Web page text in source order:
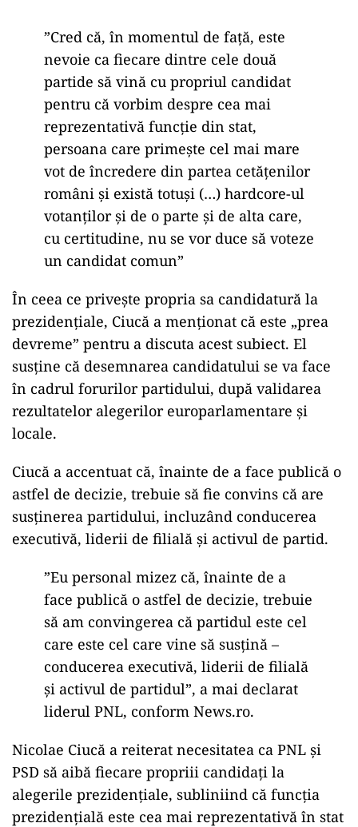
”Cred că, în momentul de faţă, este
nevoie ca fiecare dintre cele două
partide să vină cu propriul candidat
pentru că vorbim despre cea mai
reprezentativă funcţie din stat,
persoana care primeşte cel mai mare
vot de încredere din partea cetăţenilor
români şi există totuşi (…) hardcore-ul
votanţilor şi de o parte şi de alta care,
cu certitudine, nu se vor duce să voteze
un candidat comun”
În ceea ce privește propria sa candidatură la
prezidențiale, Ciucă a menționat că este „prea
devreme” pentru a discuta acest subiect. El
susține că desemnarea candidatului se va face
în cadrul forurilor partidului, după validarea
rezultatelor alegerilor europarlamentare și
locale.
Ciucă a accentuat că, înainte de a face publică o
astfel de decizie, trebuie să fie convins că are
susținerea partidului, incluzând conducerea
executivă, liderii de filială și activul de partid.
”Eu personal mizez că, înainte de a
face publică o astfel de decizie, trebuie
să am convingerea că partidul este cel
care este cel care vine să susţină –
conducerea executivă, liderii de filială
şi activul de partidul”, a mai declarat
liderul PNL, conform News.ro.
Nicolae Ciucă a reiterat necesitatea ca PNL și
PSD să aibă fiecare propriii candidați la
alegerile prezidențiale, subliniind că funcția
prezidențială este cea mai reprezentativă în stat